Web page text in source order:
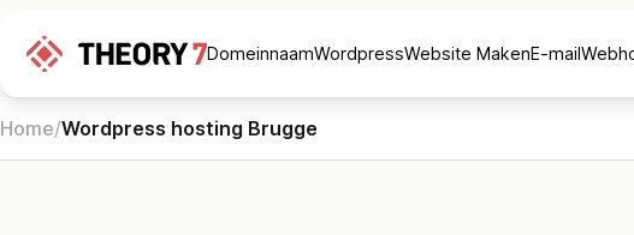
DomeinnaamWordpressWebsite MakenE-mail
Home/Wordpress hosting Brugge